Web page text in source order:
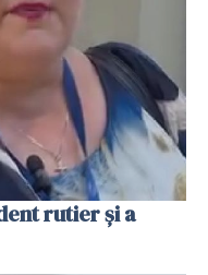
rutier și a